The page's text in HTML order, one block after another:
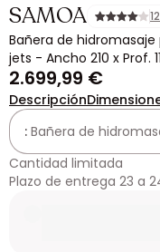
SAMOA
Bañera de hidromasaje
jets - Ancho 210 x Prof.
2.699,99 €
Descripción
: Bañera de
Cantidad limitada
Plazo de entrega 23 a